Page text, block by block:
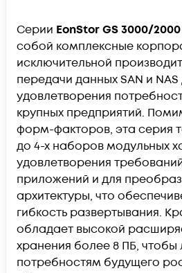
Серии EonStor GS 3000/2000
собой комплексные
исключительной
передачи данных SAN и NAS
удовлетворения
крупных предприятий.
форм-факторов, эта серия
до 4-х наборов модульных
удовлетворения
приложений и для
архитектуры, что
гибкость развертывания.
обладает высокой
хранения более 8 ПБ, чтобы
потребностям будущего